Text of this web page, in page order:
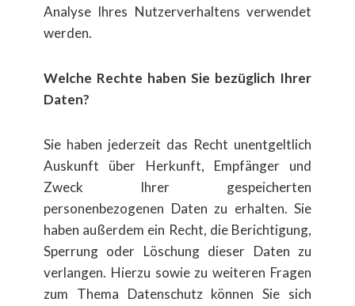
Analyse Ihres Nutzerverhaltens verwendet
werden.
Welche Rechte haben Sie bez​üglich Ihrer
Daten?
Sie haben jederzeit das Recht unentgeltlich
Auskunft ​über Herkunft, Empf​änger und
Zweck Ihrer gespeicherten
personenbezogenen Daten zu erhalten. Sie
haben außerdem ein Recht, die Berichtigung,
Sperrung oder L​öschung dieser Daten zu
verlangen. Hierzu sowie zu weiteren Fragen
zum Thema Datenschutz k​önnen Sie sich